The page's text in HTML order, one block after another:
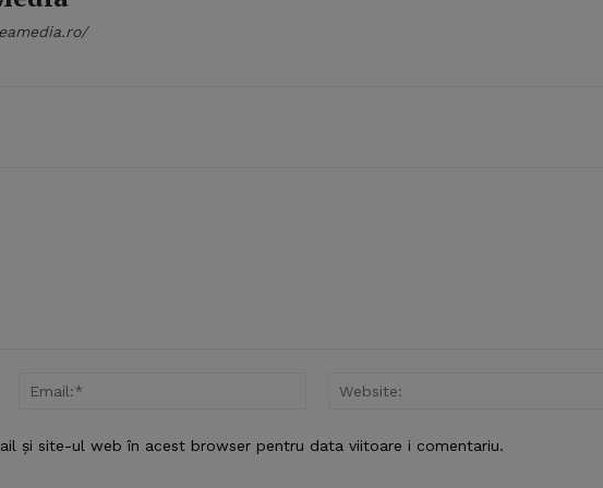
Nume:*
Email:*
și site-ul web în acest browser pentru data viitoare i comentariu.